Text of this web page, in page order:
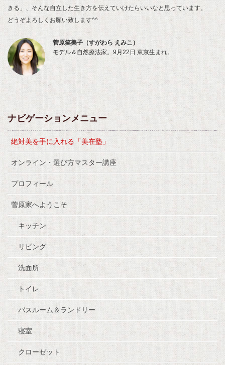
きる」、そんな自立した生き方を伝えていけたらいいなと思っています。
どうぞよろしくお願い致します^^
菅原笑美子（すがわら えみこ）
モデル＆自然療法家。9月22日 東京生まれ。
ナビゲーションメニュー
絶対美を手に入れる「美在塾」
オンライン・選び方マスター講座
プロフィール
菅原家へようこそ
キッチン
リビング
洗面所
トイレ
バスルーム＆ランドリー
寝室
クローゼット